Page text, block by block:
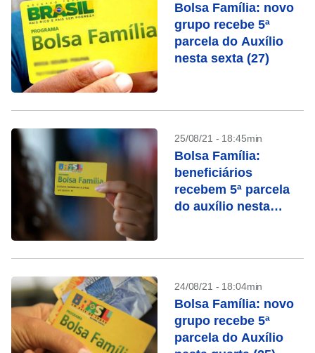
Bolsa Família: novo
grupo recebe 5ª
parcela do Auxílio
nesta sexta (27)
25/08/21 - 18:45min
Bolsa Família:
beneficiários
recebem 5ª parcela
do auxílio nesta
24/08/21 - 18:04min
Bolsa Família: novo
grupo recebe 5ª
parcela do Auxílio